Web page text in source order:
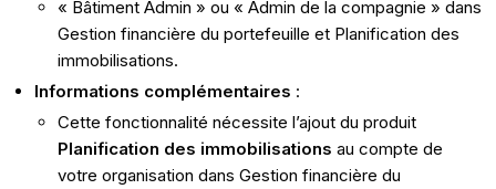
« Bâtiment Admin » ou « Admin de la compagnie » dans
Gestion financière du portefeuille et Planification des
immobilisations.
Informations complémentaires :
Cette fonctionnalité nécessite l’ajout du produit
Planification des immobilisations au compte de
votre organisation dans Gestion financière du